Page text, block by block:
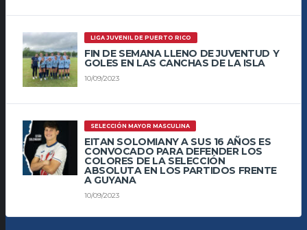
LIGA JUVENIL DE PUERTO RICO
FIN DE SEMANA LLENO DE JUVENTUD Y
GOLES EN LAS CANCHAS DE LA ISLA
10/09/2023
SELECCIÓN MAYOR MASCULINA
EITAN SOLOMIANY A SUS 16 AÑOS ES
CONVOCADO PARA DEFENDER LOS
COLORES DE LA SELECCIÓN
ABSOLUTA EN LOS PARTIDOS FRENTE
A GUYANA
10/09/2023